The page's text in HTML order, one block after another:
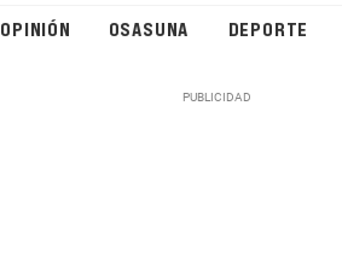
OPINIÓN OSASUNA DEPORTE